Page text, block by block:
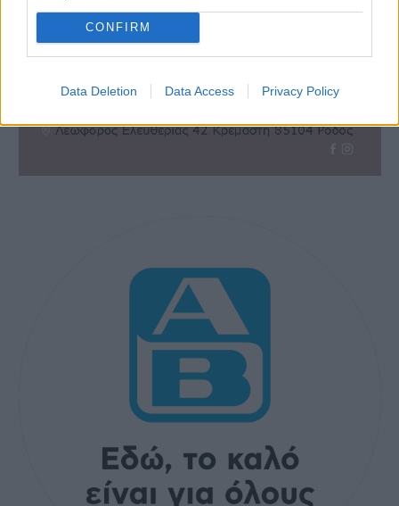
CONFIRM
Data Deletion Data Access Privacy Policy